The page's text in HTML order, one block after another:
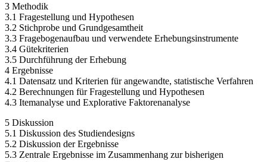
3 Methodik
3.1 Fragestellung und Hypothesen
3.2 Stichprobe und Grundgesamtheit
3.3 Fragebogenaufbau und verwendete Erhebungsinstrumente
3.4 Gütekriterien
3.5 Durchführung der Erhebung
4 Ergebnisse
4.1 Datensatz und Kriterien für angewandte, statistische Verfahren
4.2 Berechnungen für Fragestellung und Hypothesen
4.3 Itemanalyse und Explorative Faktorenanalyse
5 Diskussion
5.1 Diskussion des Studiendesigns
5.2 Diskussion der Ergebnisse
5.3 Zentrale Ergebnisse im Zusammenhang zur bisherigen